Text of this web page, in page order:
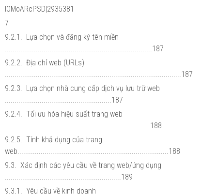
lOMoARcPSD|2935381
7
9.2.1. Lựa chọn và đăng ký tên miền
............................................................................187
9.2.2. Địa chỉ web (URLs)
...........................................................................................187
9.2.3. Lựa chọn nhà cung cấp dịch vụ lưu trữ web
.......................................................187
9.2.4. Tối ưu hóa hiệu suất trang web
...........................................................................188
9.2.5. Tính khả dụng của trang
web..............................................................................188
9.3. Xác định các yêu cầu về trang web/ứng dụng
............................................................189
9.3.1. Yêu cầu về kinh doanh